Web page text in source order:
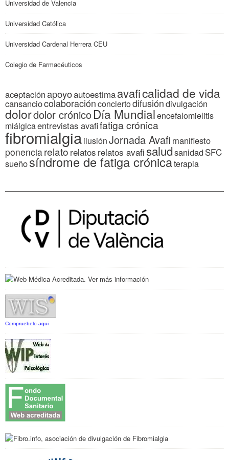
Universidad de Valencia
Universidad Católica
Universidad Cardenal Herrera CEU
Colegio de Farmacéuticos
aceptaciónapoyoautoestimaavaficalidad de vida
cansanciocolaboraciónconciertodifusióndivulgación
dolordolor crónicoDía Mundialencefalomielitis
miálgicaentrevistas avafifatiga crónica
fibromialgiailusiónJornada Avafi manifiesto
ponenciarelato relatos relatos avafisaludsanidadSFC
sueñosíndrome de fatiga crónicaterapia
Compruebelo aqui